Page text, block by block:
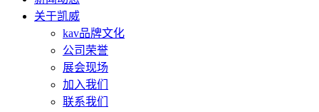
关于凯威
kav品牌文化
公司荣誉
展会现场
加入我们
联系我们